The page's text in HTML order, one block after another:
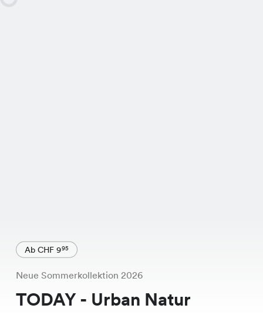
Ab CHF 995
Neue Sommerkollektion 2026
TODAY - Urban Natur